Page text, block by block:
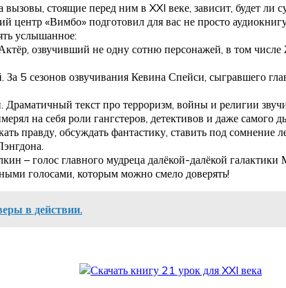
стоящие перед ним в XXI веке, зависит, будет ли
«Вимбо» подготовил для вас не просто
услышанное:
озвучивший не одну сотню персонажей, в том
5 сезонов озвучивания Кевина Спейси, сыгравшего
текст про терроризм, войны и религии
на себя роли гангстеров, детективов и даже самого
правду, обсуждать фантастику, ставить под
– голос главного мудреца далёкой-далёкой
голосами, которым можно смело доверять!
в действии.